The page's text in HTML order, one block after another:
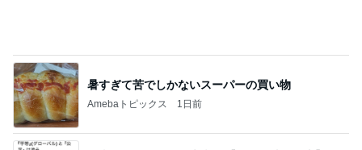
暑すぎて苦でしかないスーパーの買い物
Amebaトピックス 1日前